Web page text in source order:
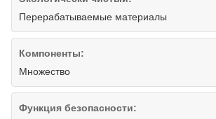
Перерабатываемые материалы
Компоненты:
Множество
Функция безопасности: